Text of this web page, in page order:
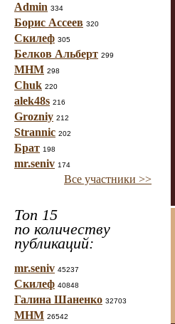
Admin 334
Борис Ассеев 320
Скилеф 305
Белков Альберт 299
МНМ 298
Chuk 220
alek48s 216
Grozniy 212
Strannic 202
Брат 198
mr.seniv 174
Все участники >>
Топ 15
по количеству
публикаций:
mr.seniv 45237
Скилеф 40848
Галина Шаненко 32703
МНМ 26542